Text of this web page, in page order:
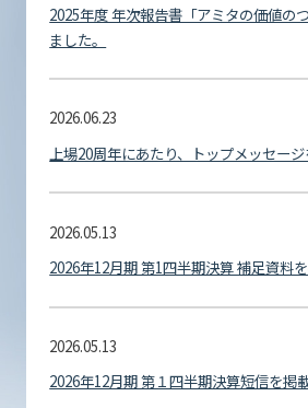
2025年度 年次報告書「アミタの価値の
ました。
2026.06.23
上場20周年にあたり、トップメッセージ
2026.05.13
2026年12月期 第1四半期決算 補足資料
2026.05.13
2026年12月期 第１四半期決算短信を掲